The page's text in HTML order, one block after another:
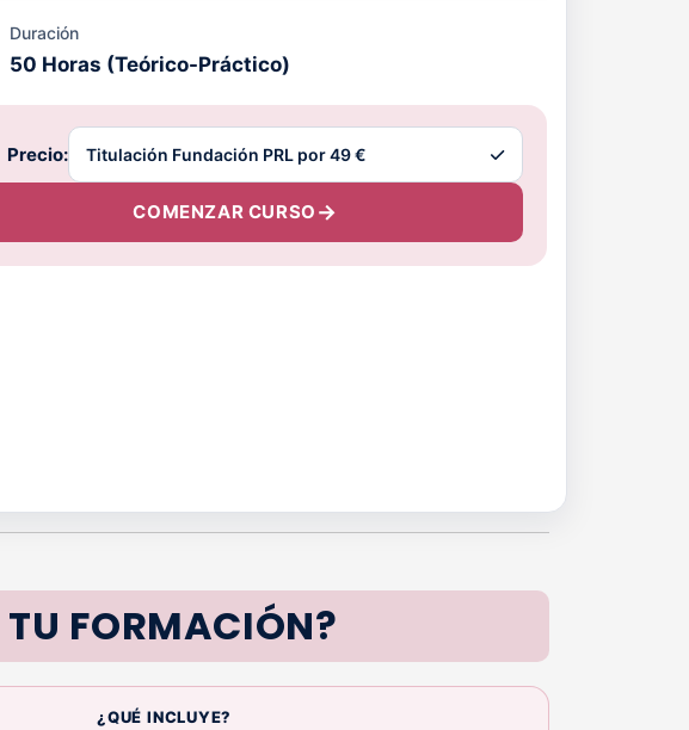
Duración
50 Horas (Teórico-Práctico)
Precio:
COMENZAR CURSO
FORMACIÓN?
¿QUÉ INCLUYE?